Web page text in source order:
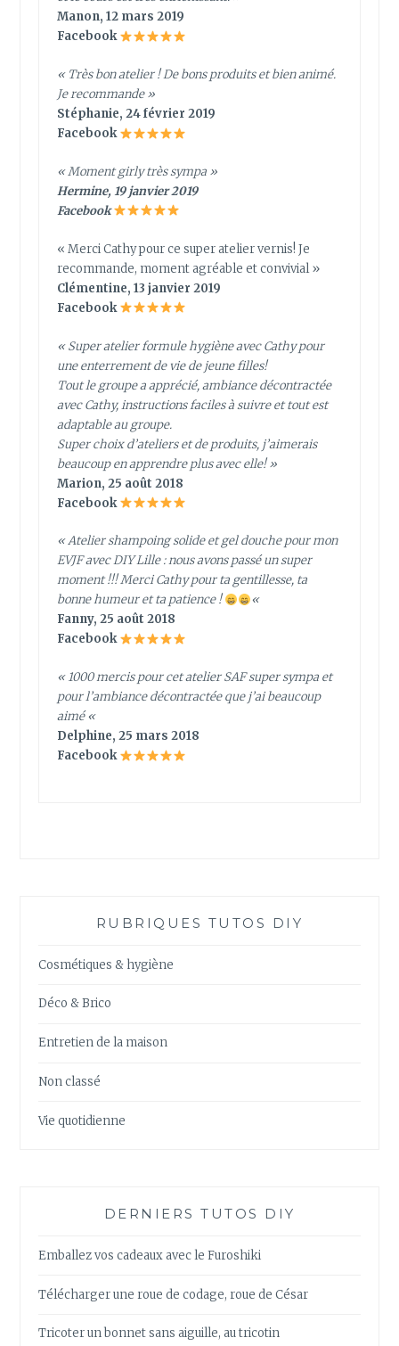
Manon, 12 mars 2019
Facebook
« Très bon atelier ! De bons produits et bien animé.
Je recommande »
Stéphanie, 24 février 2019
Facebook
« Moment girly très sympa »
Hermine, 19 janvier 2019
Facebook
« Merci Cathy pour ce super atelier vernis! Je
recommande, moment agréable et convivial »
Clémentine, 13 janvier 2019
Facebook
« Super atelier formule hygiène avec Cathy pour
une enterrement de vie de jeune filles!
Tout le groupe a apprécié, ambiance décontractée
avec Cathy, instructions faciles à suivre et tout est
adaptable au groupe.
Super choix d’ateliers et de produits, j’aimerais
beaucoup en apprendre plus avec elle! »
Marion, 25 août 2018
Facebook
« Atelier shampoing solide et gel douche pour mon
EVJF avec DIY Lille : nous avons passé un super
moment !!! Merci Cathy pour ta gentillesse, ta
bonne humeur et ta patience !
«
Fanny, 25 août 2018
Facebook
« 1000 mercis pour cet atelier SAF super sympa et
pour l’ambiance décontractée que j’ai beaucoup
aimé«
Delphine, 25 mars 2018
Facebook
RUBRIQUES TUTOS DIY
Cosmétiques & hygiène
Déco & Brico
Entretien de la maison
Non classé
Vie quotidienne
DERNIERS TUTOS DIY
Emballez vos cadeaux avec le Furoshiki
Télécharger une roue de codage, roue de César
Tricoter un bonnet sans aiguille, au tricotin